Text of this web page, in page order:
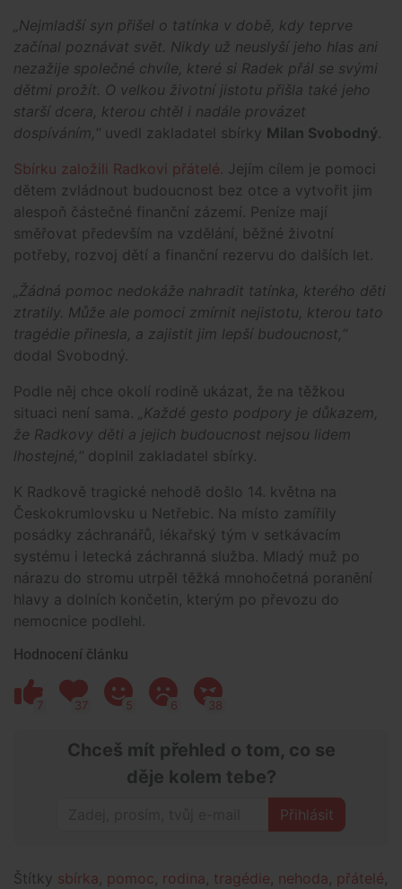
„Nejmladší syn přišel o tatínka v době, kdy teprve
začínal poznávat svět. Nikdy už neuslyší jeho hlas ani
nezažije společné chvíle, které si Radek přál se svými
dětmi prožít. O velkou životní jistotu přišla také jeho
starší dcera, kterou chtěl i nadále provázet
dospíváním,“ uvedl zakladatel sbírky Milan Svobodný.
Sbírku založili Radkovi přátelé. Jejím cílem je pomoci
dětem zvládnout budoucnost bez otce a vytvořit jim
alespoň částečné finanční zázemí. Peníze mají
směřovat především na vzdělání, běžné životní
potřeby, rozvoj dětí a finanční rezervu do dalších let.
„Žádná pomoc nedokáže nahradit tatínka, kterého děti
ztratily. Může ale pomoci zmírnit nejistotu, kterou tato
tragédie přinesla, a zajistit jim lepší budoucnost,“
dodal Svobodný.
Podle něj chce okolí rodině ukázat, že na těžkou
situaci není sama.
„Každé gesto podpory je důkazem,
že Radkovy děti a jejich budoucnost nejsou lidem
lhostejné,“ doplnil zakladatel sbírky.
K Radkově tragické nehodě došlo 14. května na
Českokrumlovsku u Netřebic. Na místo zamířily
posádky záchranářů, lékařský tým v setkávacím
systému i letecká záchranná služba. Mladý muž po
nárazu do stromu utrpěl těžká mnohočetná poranění
hlavy a dolních končetin, kterým po převozu do
nemocnice podlehl.
Hodnocení článku
7 37 5 6 38
Chceš mít přehled o tom, co se
děje kolem tebe?
Přihlásit
Štítky sbírka, pomoc, rodina, tragédie, nehoda, přátelé,